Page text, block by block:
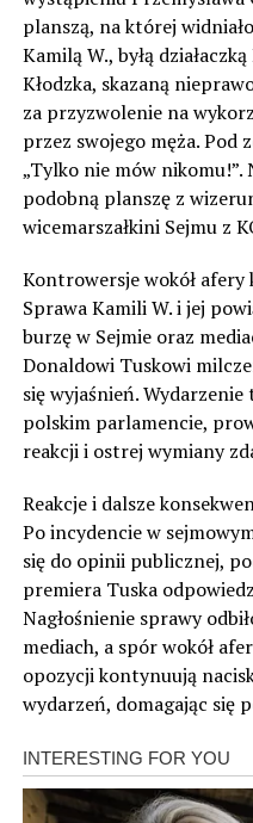
planszą, na której
Kamilą W., byłą
Kłodzka, skazaną
za przyzwolenie na
przez swojego męża. Pod
„Tylko nie mów nikomu!”.
podobną planszę z
wicemarszałkini Sejmu z
Kontrowersje wokół afery
Sprawa Kamili W. i jej
burzę w Sejmie oraz
Donaldowi Tuskowi
się wyjaśnień.
polskim parlamencie,
reakcji i ostrej wymiany
Reakcje i dalsze
Po incydencie w
się do opinii publicznej,
premiera Tuska
Nagłośnienie sprawy
mediach, a spór wokół
opozycji kontynuują
wydarzeń, domagając się